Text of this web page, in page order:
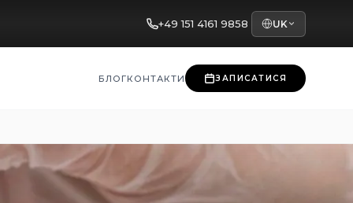
+49 151 4161 9858 UK
БЛОГКОНТАКТИ ЗАПИСАТИСЯ